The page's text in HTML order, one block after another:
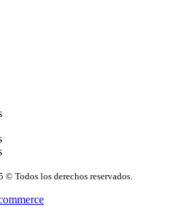
Todos los derechos reservados.